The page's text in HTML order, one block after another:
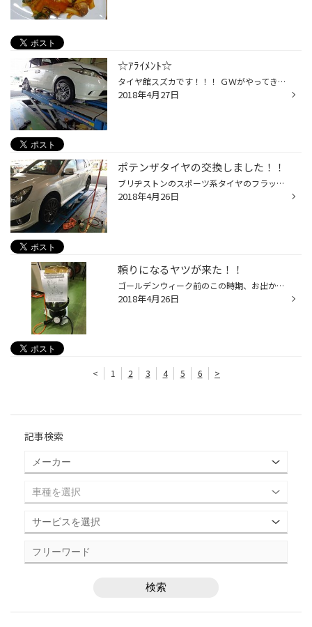
☆ｱﾗｲﾒﾝﾄ☆
タイヤ館スズカです！！！ ＧＷがやってきます！！お出掛け前のタイヤ交換は、おすみですか？？？？ タイヤを替えると道路とタイヤの接地面が変わります！！ そのことによりハンドルを真っ直ぐ持っていて右に行ったり、左に行ったりすることがありますので アライメントをおすすめします！！！ 宜し...
2018年4月27日
ポテンザタイヤの交換しました！！
ブリヂストンのスポーツ系タイヤのフラッグシップ、ポテンザS001を装着しました。
2018年4月26日
頼りになるヤツが来た！！
ゴールデンウィーク前のこの時期、お出かけ予定の方がタイヤの 空気圧点検に大勢ご来店されます。 そんな時に大活躍なツールが入荷しました。
2018年4月26日
< 1 2 3 4 5 6 >
記事検索